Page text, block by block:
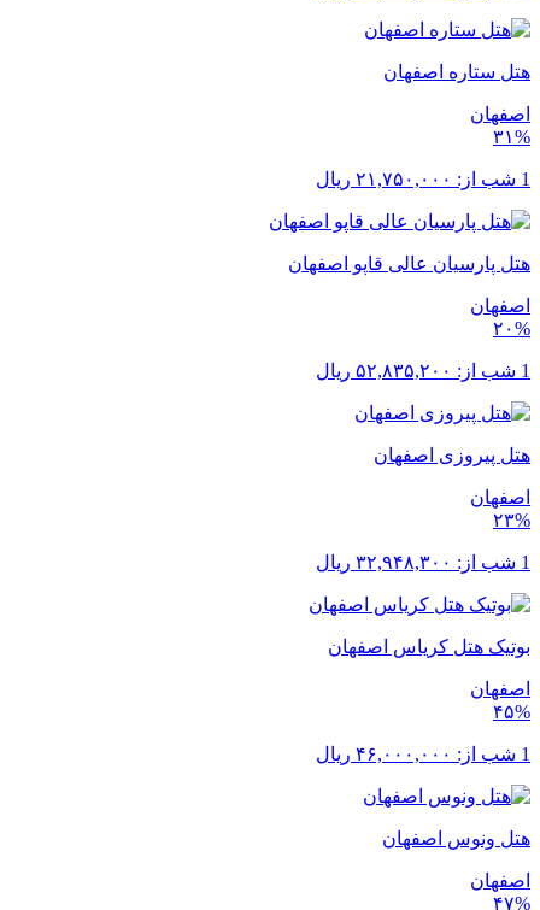
هتل ستاره اصفهان
اصفهان
۳۱%
1 شب از: ۲۱,۷۵۰,۰۰۰ ریال
هتل پارسیان عالی قاپو اصفهان
اصفهان
۲۰%
1 شب از: ۵۲,۸۳۵,۲۰۰ ریال
هتل پیروزی اصفهان
اصفهان
۲۳%
1 شب از: ۳۲,۹۴۸,۳۰۰ ریال
بوتیک هتل کریاس اصفهان
اصفهان
۴۵%
1 شب از: ۴۶,۰۰۰,۰۰۰ ریال
هتل ونوس اصفهان
اصفهان
۴۷%